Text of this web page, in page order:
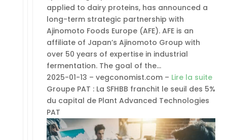
applied to dairy proteins, has announced a
long-term strategic partnership with
Ajinomoto Foods Europe (AFE). AFE is an
affiliate of Japan’s Ajinomoto Group with
over 50 years of expertise in industrial
fermentation. The goal of the…
2025-01-13 – vegconomist.com – Lire la suite
Groupe PAT : La SFHBB franchit le seuil des 5%
du capital de Plant Advanced Technologies
PAT